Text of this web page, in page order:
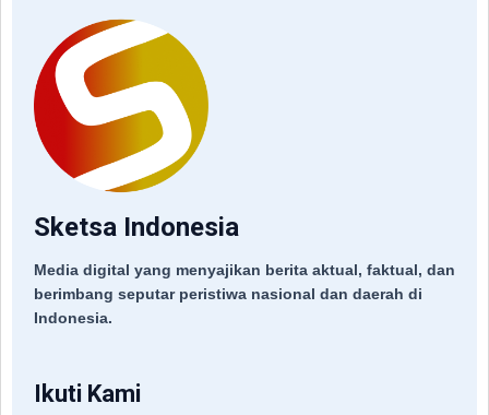
Sketsa Indonesia
Media digital yang menyajikan berita aktual, faktual, dan
berimbang seputar peristiwa nasional dan daerah di
Indonesia.
Ikuti Kami